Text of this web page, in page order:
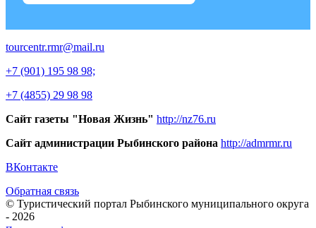
tourcentr.rmr@mail.ru
+7 (901) 195 98 98;
+7 (4855) 29 98 98
Сайт газеты "Новая Жизнь" http://nz76.ru
Сайт администрации Рыбинского района http://admrmr.ru
ВКонтакте
Обратная связь
© Туристический портал Рыбинского муниципального округа
- 2026